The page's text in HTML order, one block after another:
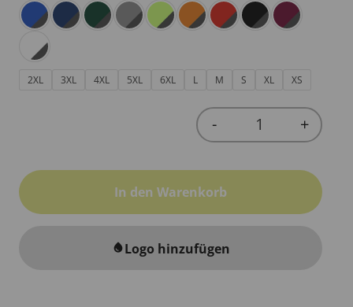
2XL 3XL 4XL 5XL 6XL L M S XL XS
Quantity
- +
In den Warenkorb
water_dropLogo hinzufügen